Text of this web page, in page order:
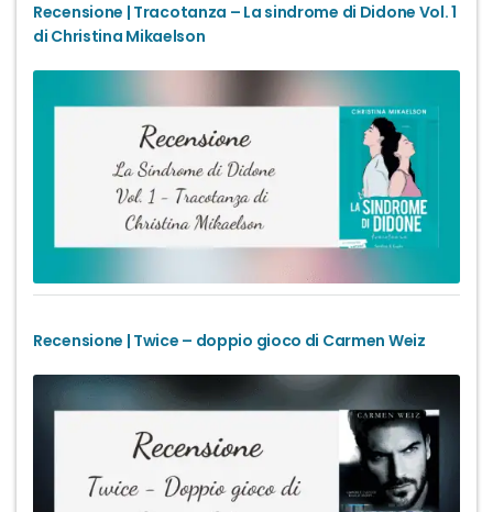
Recensione | Tracotanza – La sindrome di Didone Vol. 1
di Christina Mikaelson
Recensione | Twice – doppio gioco di Carmen Weiz